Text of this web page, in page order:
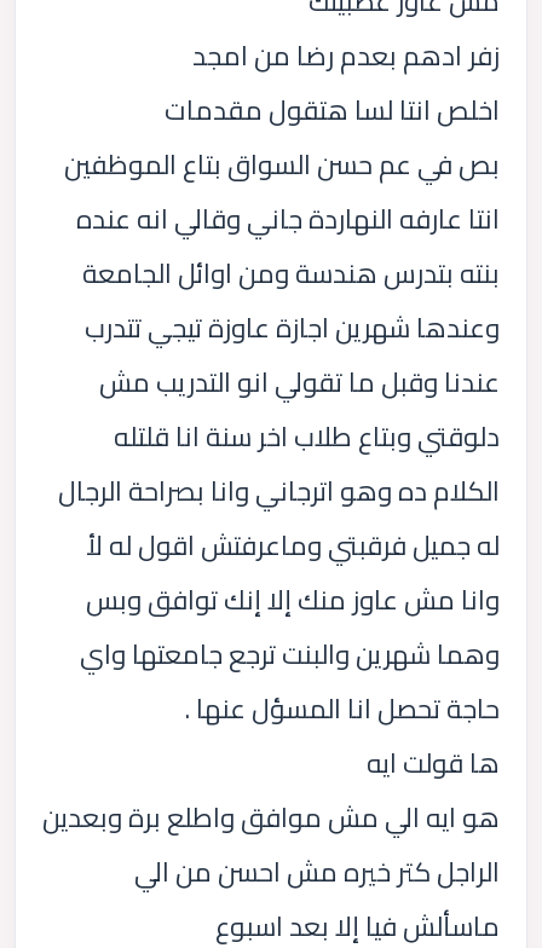
زفر ادهم بعدم رضا من امجد
اخلص انتا لسا هتقول مقدمات
بص في عم حسن السواق بتاع الموظفين
انتا عارفه النهاردة جاني وقالي انه عنده
بنته بتدرس هندسة ومن اوائل الجامعة
وعندها شهرين اجازة عاوزة تيجي تتدرب
عندنا وقبل ما تقولي انو التدريب مش
دلوقتي وبتاع طلاب اخر سنة انا قلتله
الكلام ده وهو اترجاني وانا بصراحة الرجال
له جميل فرقبتي وماعرفتش اقول له لأ
وانا مش عاوز منك إلا إنك توافق وبس
وهما شهرين والبنت ترجع جامعتها واي
حاجة تحصل انا المسؤل عنها .
ها قولت ايه
هو ايه الي مش موافق واطلع برة وبعدين
الراجل كتر خيره مش احسن من الي
ماسألش فيا إلا بعد اسبوع